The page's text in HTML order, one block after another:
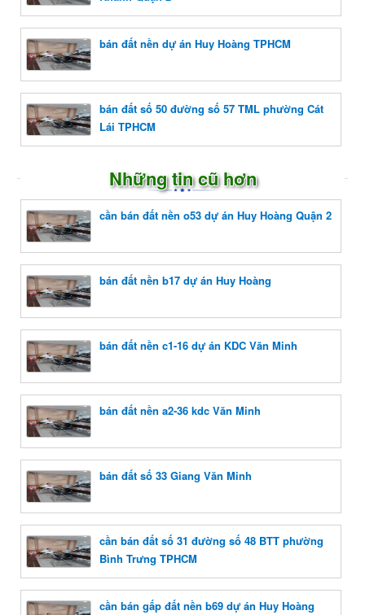
bán đất nền dự án Huy Hoàng TPHCM
bán đất số 50 đường số 57 TML phường Cát
Lái TPHCM
Những tin cũ hơn
cần bán đất nền o53 dự án Huy Hoàng Quận 2
bán đất nền b17 dự án Huy Hoàng
bán đất nền c1-16 dự án KDC Văn Minh
bán đất nền a2-36 kdc Văn Minh
bán đất số 33 Giang Văn Minh
cần bán đất số 31 đường số 48 BTT phường
Bình Trưng TPHCM
cần bán gấp đất nền b69 dự án Huy Hoàng